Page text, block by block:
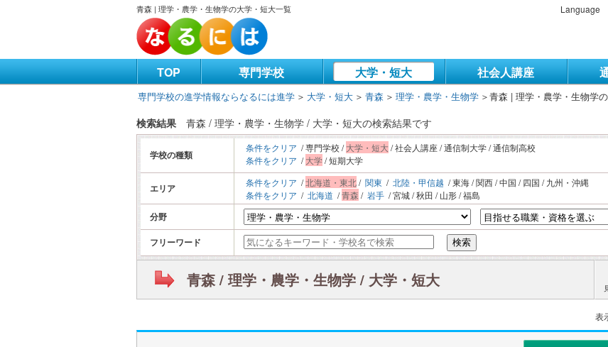
青森 | 理学・農学・生物学の大学・短大一覧 Language
TOP 専門学校 大学・短大 社会人講座
専門学校の進学情報ならなるには進学 ＞ 大学・短大 ＞ 青森 ＞ 理学・農学・生物学 ＞青森 | 理学・農学・生物学
検索結果 青森 / 理学・農学・生物学 / 大学・短大の検索結果です
学校の種類
条件をクリア / 専門学校 /大学・短大/ 社会人講座 / 通信制大学 / 通信制高校
条件をクリア /大学/ 短期大学
エリア 条件をクリア /北海道・東北/ 関東 / 北陸・甲信越 / 東海 / 関西 / 中国 / 四国 / 九州・沖縄
条件をクリア / 北海道 /青森 / 岩手 / 宮城 / 秋田 / 山形 / 福島
分野
フリーワード
検索
青森 / 理学・農学・生物学 / 大学・短大
表